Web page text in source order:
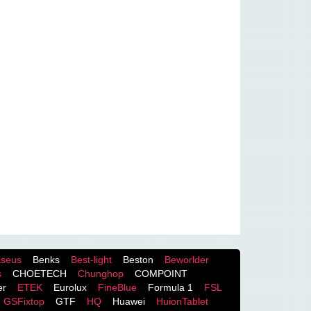
Benks Best-light Beston
Beworlder
CHOETECH Chunghop
COMPOINT
ETEK Eurolux FineBlue Formula 1
FSL
GSFixtop GTF HQ Huawei
HuionTablet